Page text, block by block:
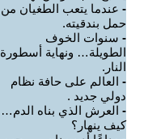
- عندما يتعب الطغيان من
حمل بندقيته.
- سنوات الخوف
الطويلة… ونهاية أسطورة
النار.
- العالم على حافة نظام
دولي جديد .
- العرش الذي بناه الدم…
كيف ينهار؟